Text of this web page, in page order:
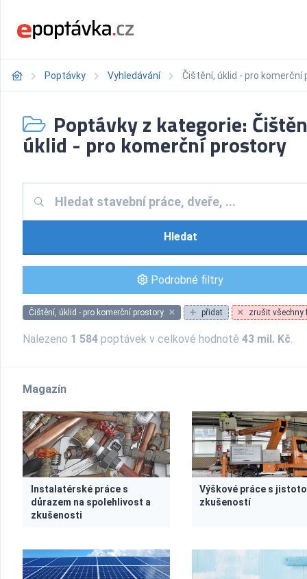
Poptávky Vyhledávání Čištění, úklid - pro komerční
Poptávky z kategorie:
úklid - pro komerční prostory
Hledat
Podrobné filtry
Čištění, úklid - pro komerční prostory přidat zrušit všechny
Nalezeno 1 584 poptávek v celkové hodnotě 43 mil. Kč.
Magazín
Instalatérské práce s
důrazem na spolehlivost a
zkušenosti
Výškové práce s
zkušeností